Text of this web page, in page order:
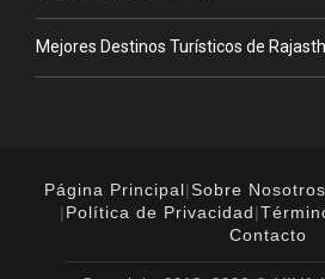
Mejores Destinos Turísticos de
Página Principal|Sobre Nosotros
| Política de Privacidad|
Contacto